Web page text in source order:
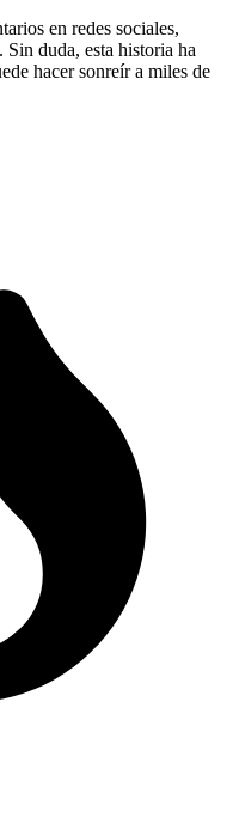
en redes sociales,
duda, esta historia ha
hacer sonreír a miles de